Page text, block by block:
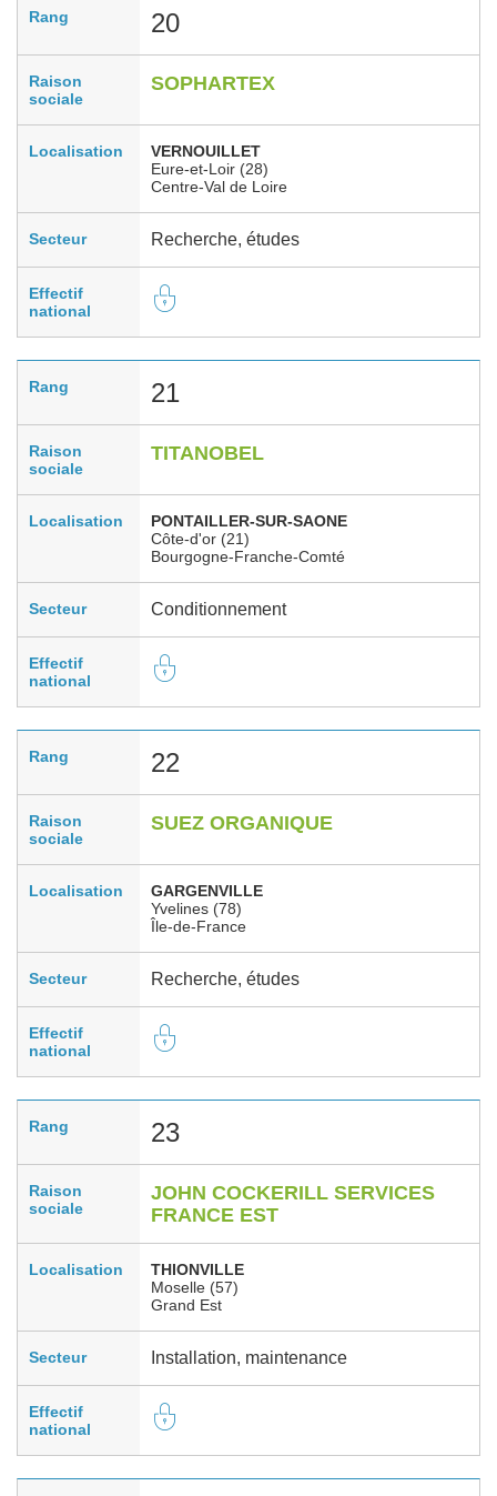
Rang 20
Raison
sociale
SOPHARTEX
Localisation
VERNOUILLET
Eure-et-Loir (28)
Centre-Val de Loire
Secteur Recherche, études
Effectif
national
Rang 21
Raison
sociale
TITANOBEL
Localisation
PONTAILLER-SUR-SAONE
Côte-d'or (21)
Bourgogne-Franche-Comté
Secteur Conditionnement
Effectif
national
Rang 22
Raison
sociale
SUEZ ORGANIQUE
Localisation
GARGENVILLE
Yvelines (78)
Île-de-France
Secteur Recherche, études
Effectif
national
Rang 23
Raison
sociale
JOHN COCKERILL SERVICES
FRANCE EST
Localisation
THIONVILLE
Moselle (57)
Grand Est
Secteur Installation, maintenance
Effectif
national